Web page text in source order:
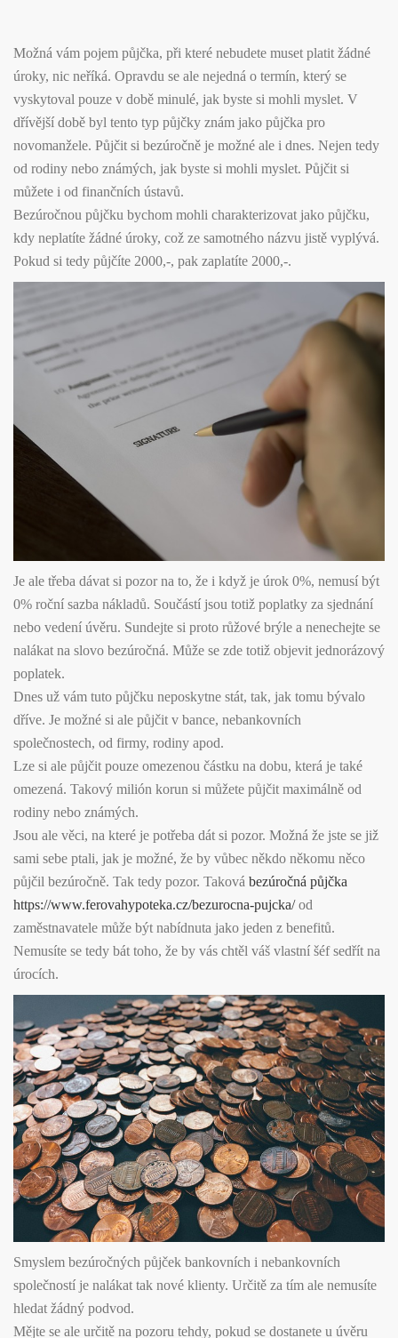
Možná vám pojem půjčka, při které nebudete muset platit žádné
úroky, nic neříká. Opravdu se ale nejedná o termín, který se
vyskytoval pouze v době minulé, jak byste si mohli myslet. V
dřívější době byl tento typ půjčky znám jako půjčka pro
novomanžele. Půjčit si bezúročně je možné ale i dnes. Nejen tedy
od rodiny nebo známých, jak byste si mohli myslet. Půjčit si
můžete i od finančních ústavů.
Bezúročnou půjčku bychom mohli charakterizovat jako půjčku,
kdy neplatíte žádné úroky, což ze samotného názvu jistě vyplývá.
Pokud si tedy půjčíte 2000,-, pak zaplatíte 2000,-.
Je ale třeba dávat si pozor na to, že i když je úrok 0%, nemusí být
0% roční sazba nákladů. Součástí jsou totiž poplatky za sjednání
nebo vedení úvěru. Sundejte si proto růžové brýle a nenechejte se
nalákat na slovo bezúročná. Může se zde totiž objevit jednorázový
poplatek.
Dnes už vám tuto půjčku neposkytne stát, tak, jak tomu bývalo
dříve. Je možné si ale půjčit v bance, nebankovních
společnostech, od firmy, rodiny apod.
Lze si ale půjčit pouze omezenou částku na dobu, která je také
omezená. Takový milión korun si můžete půjčit maximálně od
rodiny nebo známých.
Jsou ale věci, na které je potřeba dát si pozor. Možná že jste se již
sami sebe ptali, jak je možné, že by vůbec někdo někomu něco
půjčil bezúročně. Tak tedy pozor. Taková bezúročná půjčka
https://www.ferovahypoteka.cz/bezurocna-pujcka/od
zaměstnavatele může být nabídnuta jako jeden z benefitů.
Nemusíte se tedy bát toho, že by vás chtěl váš vlastní šéf sedřít na
úrocích.
Smyslem bezúročných půjček bankovních i nebankovních
společností je nalákat tak nové klienty. Určitě za tím ale nemusíte
hledat žádný podvod.
Mějte se ale určitě na pozoru tehdy, pokud se dostanete u úvěru